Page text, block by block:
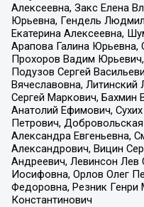
Алексеевна, Закс Елена
Юрьевна, Гендель
Екатерина Алексеевна,
Арапова Галина Юрьевна,
Прохоров Вадим
Подузов Сергей
Вячеславовна,
Сергей Маркович,
Анатолий Ефимович,
Петрович,
Александра Евгеньевна,
Александрович, Вицин
Андреевич, Левинсон Лев
Иосифовна, Орлов Олег
Федоровна, Резник Генри
Константинович